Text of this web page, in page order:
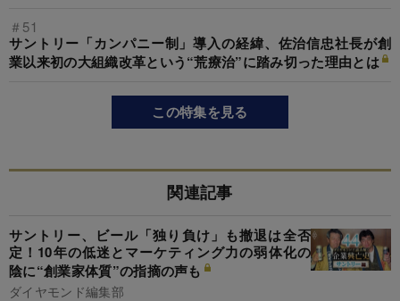
＃51
サントリー「カンパニー制」導入の経緯、佐治信忠社長が創
業以来初の大組織改革という“荒療治”に踏み切った理由とは
この特集を見る
関連記事
サントリー、ビール「独り負け」も撤退は全否
定！10年の低迷とマーケティング力の弱体化の
陰に“創業家体質”の指摘の声も
ダイヤモンド編集部